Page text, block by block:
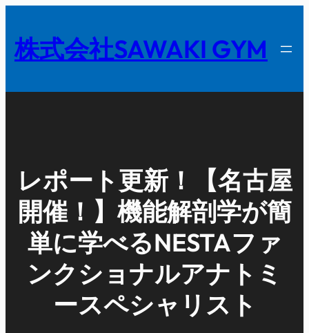
を
キ
株式会社SAWAKI GYM
レポート更新！【名古屋
開催！】機能解剖学が簡
単に学べるNESTAファ
ンクショナルアナトミ
ースペシャリスト